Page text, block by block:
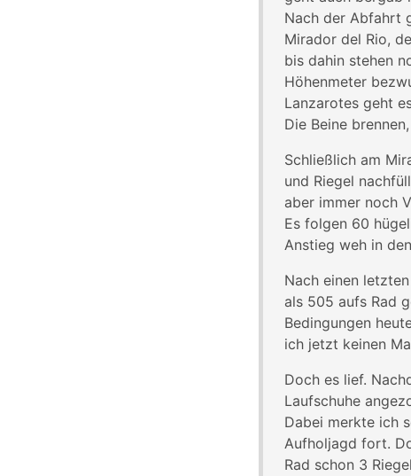
Nach der Abfahrt
Mirador del Rio,
bis dahin stehen
Höhenmeter
Lanzarotes geht
Die Beine
Schließlich am
und Riegel
aber immer noch
Es folgen 60
Anstieg weh in
Nach einen
als 505 aufs Rad
Bedingungen
ich jetzt keinen
Doch es lief.
Laufschuhe
Dabei merkte ich
Aufholjagd fort.
Rad schon 3